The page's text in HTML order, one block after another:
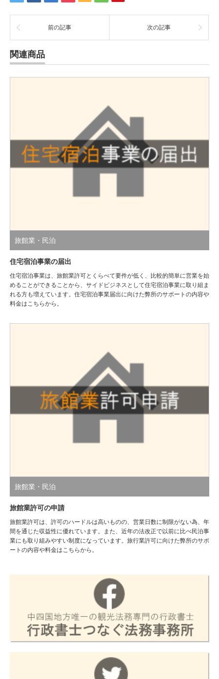
前の記事 次の記事
関連商品
旅館業・民泊
住宅宿泊事業の届出
住宅宿泊事業は、旅館業許可とくらべて要件が低く、比較的簡単に営業を始
めることができることから、サイドビジネスとして住宅宿泊事業に取り組ま
れる方も増えています。住宅宿泊事業届出に向けた弊所のサポートの内容や
料金はこちらから。
旅館業・民泊
旅館業許可の申請
旅館業許可は、許可のハードルは高いものの、営業日数に制限がない為、年
間を通じた収益性に優れています。また、近年の法改正で以前に比べ民泊事
業にも取り組みやすい制度になっています。旅行業許可に向けた弊所のサポ
ートの内容や料金はこちらから。